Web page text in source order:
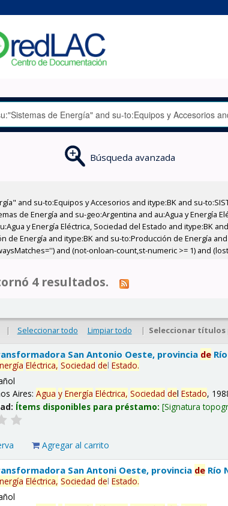
Búsqueda avanzada
and su-to:Equipos y Accesorios and itype:BK and su-
de Energía and su-geo:Argentina and au:Agua y Energía
y Energía Eléctrica, Sociedad del Estado and itype:BK
de Energía and itype:BK and su-to:Producción de Energía
and (not-onloan-count,st-numeric >= 1) and
4 resultados.
| Seleccionar todo Limpiar todo | Seleccionar títulos
San Antonio Oeste, provincia de
Eléctrica, Sociedad delEstado.
Aires:Agua y Energía Eléctrica, Sociedad delEstado,
Ítems disponibles para préstamo: Signatura
Agregar al carrito
San Antoni Oeste, provincia de Río
Eléctrica, Sociedad delEstado.